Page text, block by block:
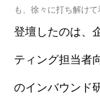
も、徐々に打ち解けて
登壇したのは、
ティング担当者
のインバウンド